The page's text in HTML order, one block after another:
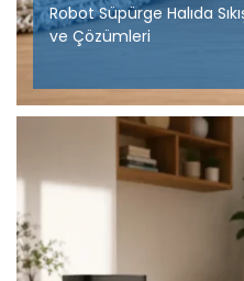
Robot Süpürge Halıda
ve Çözümleri